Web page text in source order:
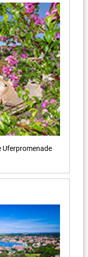
Uferpromenade